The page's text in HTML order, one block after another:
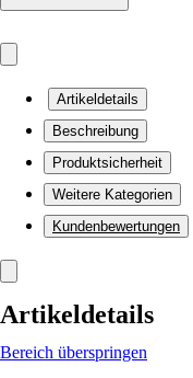
Artikeldetails
Beschreibung
Produktsicherheit
Weitere Kategorien
Kundenbewertungen
Artikeldetails
Bereich überspringen